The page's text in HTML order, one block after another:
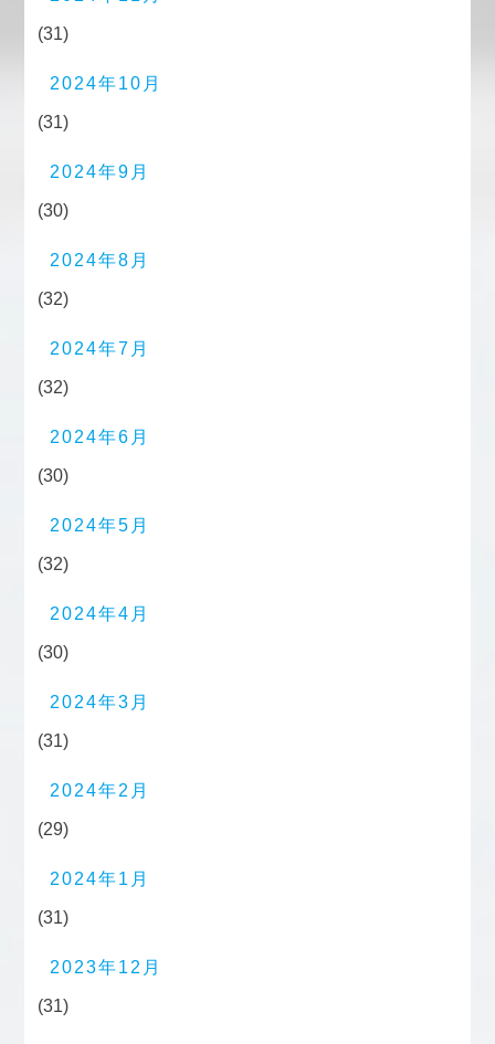
(31)
2024年10月
(31)
2024年9月
(30)
2024年8月
(32)
2024年7月
(32)
2024年6月
(30)
2024年5月
(32)
2024年4月
(30)
2024年3月
(31)
2024年2月
(29)
2024年1月
(31)
2023年12月
(31)